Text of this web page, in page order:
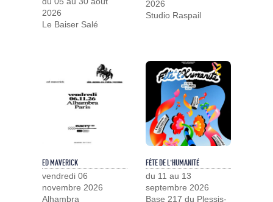
2026
Le Baiser Salé
2026
Studio Raspail
ED MAVERICK
vendredi 06
novembre 2026
Alhambra
FÊTE DE L'HUMANITÉ
du 11 au 13
septembre 2026
Base 217 du Plessis-